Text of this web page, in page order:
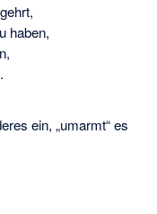
haben,
ein, „umarmt“ es